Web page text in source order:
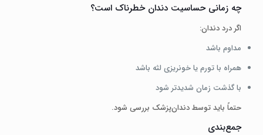
چه زمانی حساسیت دندان خطرناک است؟
اگر درد دندان:
مداوم باشد
همراه با تورم یا خونریزی لثه باشد
با گذشت زمان شدیدتر شود
حتماً باید توسط دندان‌پزشک بررسی شود.
جمع‌بندی